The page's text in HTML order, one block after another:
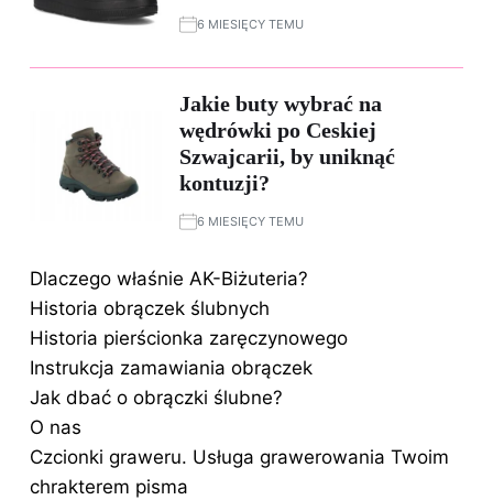
6 MIESIĘCY TEMU
Jakie buty wybrać na
wędrówki po Ceskiej
Szwajcarii, by uniknąć
kontuzji?
6 MIESIĘCY TEMU
Dlaczego właśnie AK-Biżuteria?
Historia obrączek ślubnych
Historia pierścionka zaręczynowego
Instrukcja zamawiania obrączek
Jak dbać o obrączki ślubne?
O nas
Czcionki graweru. Usługa grawerowania Twoim
chrakterem pisma